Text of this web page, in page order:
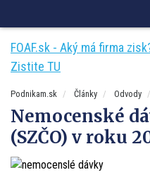
FOAF.sk - Aký má firma
Zistite TU
Podnikam.sk Články Odvody
Nemocenské
(SZČO) v roku